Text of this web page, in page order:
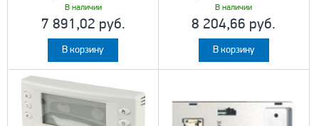
В наличии
7 891,02 руб.
В корзину
В наличии
8 204,66 руб.
В корзину